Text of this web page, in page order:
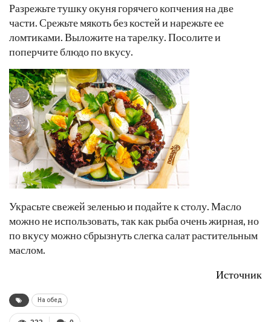
Разрежьте тушку окуня горячего копчения на две
части. Срежьте мякоть без костей и нарежьте ее
ломтиками. Выложите на тарелку. Посолите и
поперчите блюдо по вкусу.
Украсьте свежей зеленью и подайте к столу. Масло
можно не использовать, так как рыба очень жирная, но
по вкусу можно сбрызнуть слегка салат растительным
маслом.
Источник
На обед